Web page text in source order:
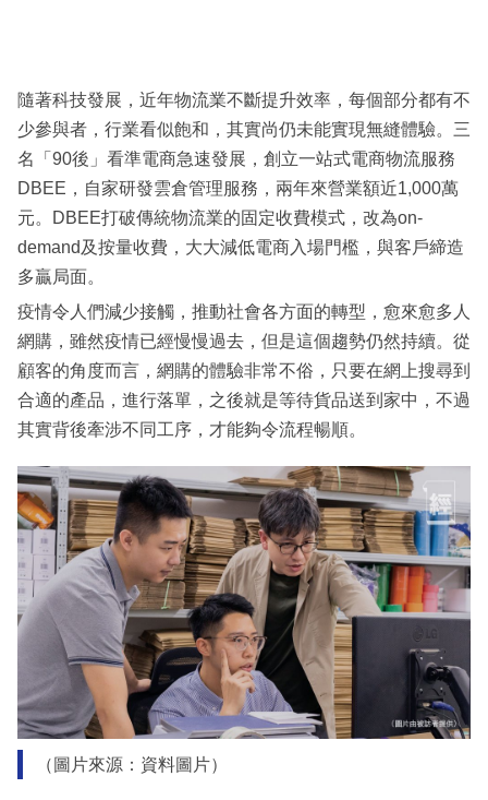
區
隨著科技發展，近年物流業不斷提升效率，每個部分都有不
少參與者，行業看似飽和，其實尚仍未能實現無縫體驗。三
名「90後」看準電商急速發展，創立一站式電商物流服務
DBEE，自家研發雲倉管理服務，兩年來營業額近1,000萬
元。DBEE打破傳統物流業的固定收費模式，改為on-
demand及按量收費，大大減低電商入場門檻，與客戶締造
多贏局面。
疫情令人們減少接觸，推動社會各方面的轉型，愈來愈多人
網購，雖然疫情已經慢慢過去，但是這個趨勢仍然持續。從
顧客的角度而言，網購的體驗非常不俗，只要在網上搜尋到
合適的產品，進行落單，之後就是等待貨品送到家中，不過
其實背後牽涉不同工序，才能夠令流程暢順。
（圖片來源：資料圖片）